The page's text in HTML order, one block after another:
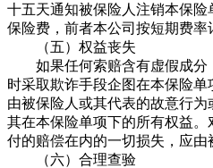
十五天通知被保险人注销本保
保险费，前者本公司按短期费率
（五）权益丧失
如果任何索赔含有虚假成分
时采取欺诈手段企图在本保险
由被保险人或其代表的故意行
其在本保险单项下的所有权益
付的赔偿在内的一切损失，应由
（六）合理查验